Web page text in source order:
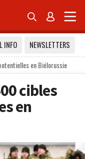
 
INFO
NEWSLETTERS
en Biélorussie
cibles
en